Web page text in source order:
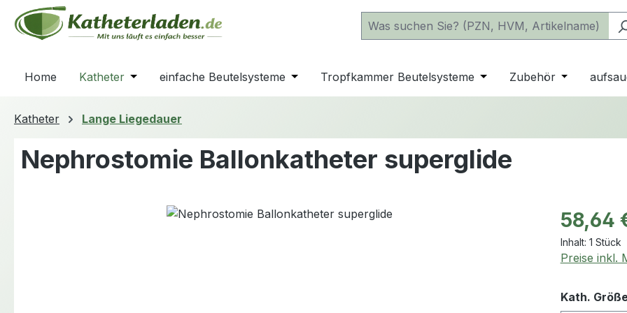
Hauptinhalt springen
Zur Suche springen
Zur Hauptnavigation springen
Home Katheter Öffne oder Schließe das Dropdown der Kategorie Katheter
einfache Beutelsysteme Öffne oder Schließe das Dropdown der Kategorie einfache
Tropfkammer Beutelsysteme Öffne oder Schließe das
Zubehör Öffne oder
Katheter Lange Liegedauer
Nephrostomie Ballonkatheter superglide
Bildergalerie überspringen Regulärer
58,64
Inhalt: 1 Stück
Preise inkl.
Kath.